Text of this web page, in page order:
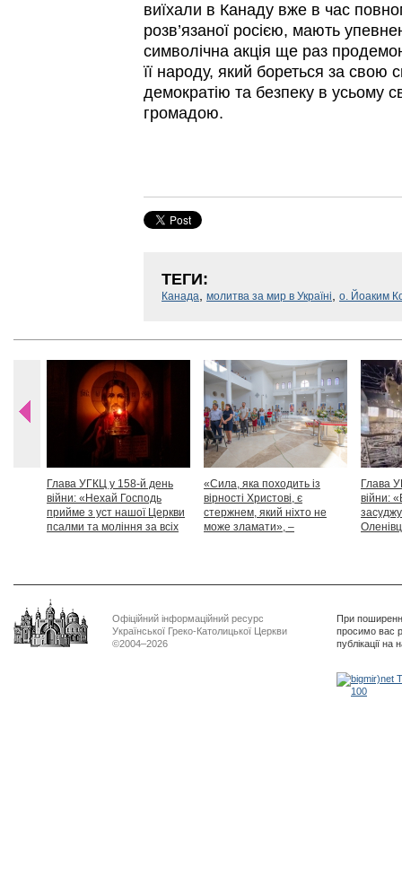
виїхали в Канаду вже в час
розв’язаної росією, мають
символічна акція ще раз
її народу, який бореться за свою
демократію та безпеку в усьому
громадою.
ТЕГИ:
Канада, молитва за мир в Україні, о. Йоаким
Глава УГКЦ у 158-й день
війни: «Нехай Господь
прийме з уст нашої Церкви
псалми та моління за всіх
«Сила, яка походить із
вірності Христові, є
стержнем, який ніхто не
може зламати», –
Глава
війни:
Офіційний інформаційний ресурс
Української Греко-Католицької Церкви
©2004–2026
При
просимо вас
публікації на